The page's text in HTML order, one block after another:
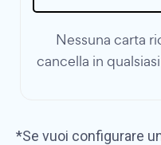
Nessuna carta
cancella in
*Se vuoi configurare